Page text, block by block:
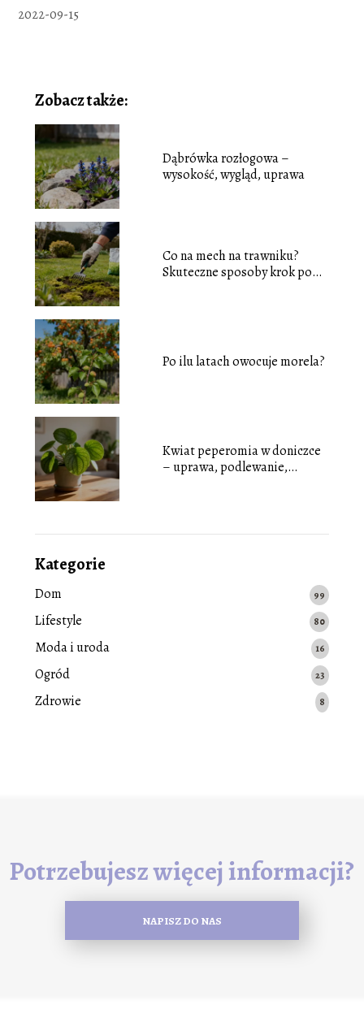
2022-09-15
Zobacz także:
Dąbrówka rozłogowa –
wysokość, wygląd, uprawa
Co na mech na trawniku?
Skuteczne sposoby krok po
Po ilu latach owocuje morela?
Kwiat peperomia w doniczce
– uprawa, podlewanie,
Kategorie
Dom 99
Lifestyle 80
Moda i uroda 16
Ogród 23
Zdrowie 8
Potrzebujesz więcej informacji?
NAPISZ DO NAS